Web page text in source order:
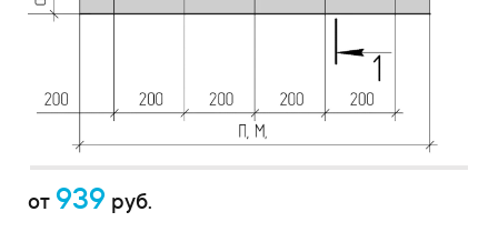
от 939 руб.